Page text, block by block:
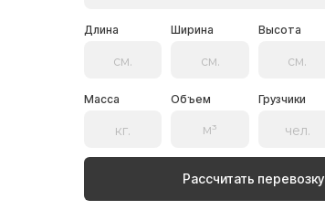
Длина Ширина Высота
Масса Объем Грузчики
Рассчитать перевозку